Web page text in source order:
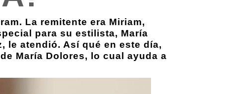
La remitente era Miriam,
para su estilista, María
le atendió. Así qué en este día,
María Dolores, lo cual ayuda a